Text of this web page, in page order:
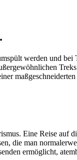
werden und
Eine Reise auf
die man
ermöglicht,